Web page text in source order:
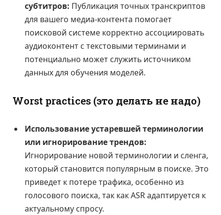
субтитров: Публикация точных транскриптов
для вашего медиа-контента помогает
поисковой системе корректно ассоциировать
аудиоконтент с текстовыми терминами и
потенциально может служить источником
данных для обучения моделей.
Worst practices (это делать не надо)
Использование устаревшей терминологии
или игнорирование трендов:
Игнорирование новой терминологии и сленга,
который становится популярным в поиске. Это
приведет к потере трафика, особенно из
голосового поиска, так как ASR адаптируется к
актуальному спросу.